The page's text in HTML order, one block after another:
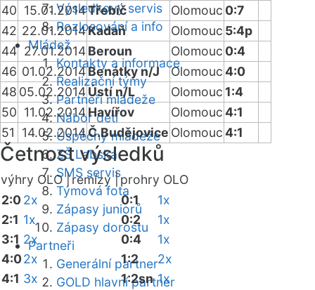
Výsledkový servis
Rozlosování a info
Mládež
Kontakty a informace
Realizační týmy
Partneři mládeže
Nábor dětí
Úspěchy mládeže
ZŠ Labská
SMS servis
Týmová fota
Zápasy juniorů
Zápasy dorostu
Partneři
Generální partner
GOLD hlavní partner
40 15.01.2014Třebíč Olomouc 0:7
42 22.01.2014Kadaň Olomouc 5:4p
44 27.01.2014Beroun Olomouc 0:4
46 01.02.2014Benátky n/J Olomouc4:0
48 05.02.2014Ústí n/L Olomouc 1:4
50 11.02.2014Havířov Olomouc4:1
51
14.02.2014Č.Budějovice Olomouc4:1
Četnost výsledků
výhry OLO |remízy |prohry OLO
2:02x
2:1 1x
3:1 2x
4:02x
4:1 3x
0:1
1x
0:2
1x
0:4
1x
1:2
2x
1:2sn 1x